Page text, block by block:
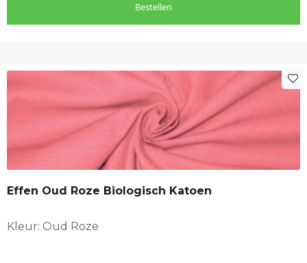
Bestellen
Effen Oud Roze Biologisch Katoen
Kleur: Oud Roze